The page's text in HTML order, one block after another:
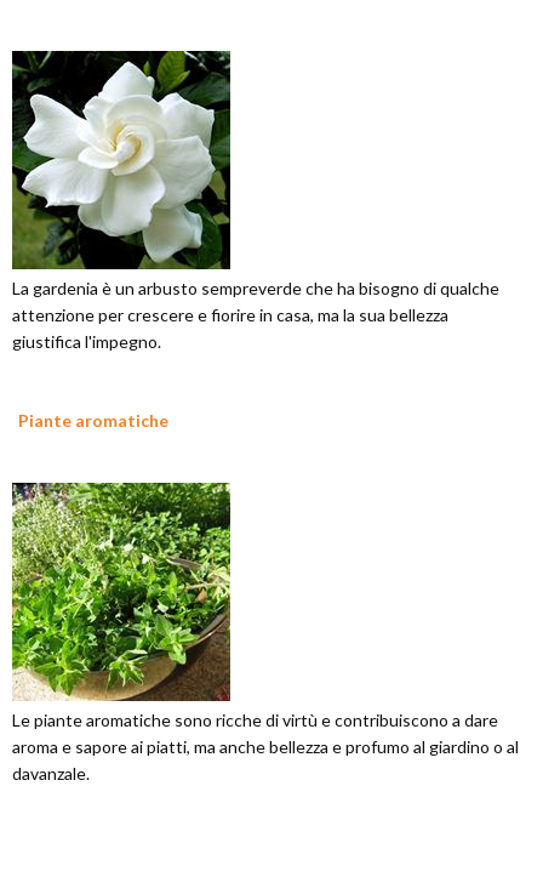
La gardenia è un arbusto sempreverde che ha bisogno di qualche
attenzione per crescere e fiorire in casa, ma la sua bellezza
giustifica l'impegno.
Piante aromatiche
Le piante aromatiche sono ricche di virtù e contribuiscono a dare
aroma e sapore ai piatti, ma anche bellezza e profumo al giardino o al
davanzale.